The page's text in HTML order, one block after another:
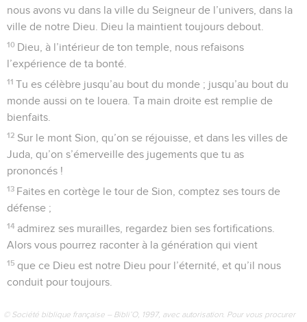
nous avons vu dans la ville du Seigneur de l’univers, dans la
ville de notre Dieu. Dieu la maintient toujours debout.
10 Dieu, à l’intérieur de ton temple, nous refaisons
l’expérience de ta bonté.
11 Tu es célèbre jusqu’au bout du monde ; jusqu’au bout du
monde aussi on te louera. Ta main droite est remplie de
bienfaits.
12 Sur le mont Sion, qu’on se réjouisse, et dans les villes de
Juda, qu’on s’émerveille des jugements que tu as
prononcés !
13 Faites en cortège le tour de Sion, comptez ses tours de
défense ;
14 admirez ses murailles, regardez bien ses fortifications.
Alors vous pourrez raconter à la génération qui vient
15 que ce Dieu est notre Dieu pour l’éternité, et qu’il nous
conduit pour toujours.
© Société biblique française – Bibli’O, 1997, avec autorisation. Pour vous procurer